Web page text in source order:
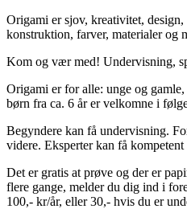
Origami er sjov, kreativitet,
konstruktion, farver, materialer og
Kom og vær med! Undervisning,
Origami er for alle: unge og
børn fra ca. 6 år er velkomne i
Begyndere kan få undervisning.
videre. Eksperter kan få
Det er gratis at prøve og der er
flere gange, melder du dig ind i
100,- kr/år, eller 30,- hvis du er